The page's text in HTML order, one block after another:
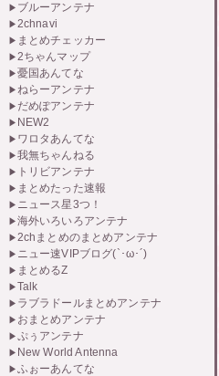
ブルーアンテナ
2chnavi
まとめチェッカー
2ちゃんマップ
憂国あんてな
ねらーアンテナ
だめぽアンテナ
NEW2
ワロタあんてな
我無ちゃんねる
トリビアンテナ
まとめたった速報
ニュース星3つ！
海外いろいろアンテナ
2chまとめのまとめアンテナ
ニュー速VIPブログ(`･ω･´)
まとめるZ
Talk
ラブラドールまとめアンテナ
おまとめアンテナ
ぷぅアンテナ
New World Antenna
ふぉーあんてな